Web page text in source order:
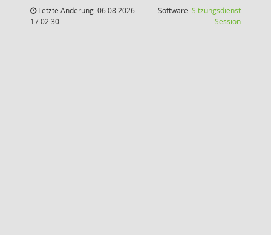
Letzte Änderung: 06.08.2026
17:02:30
Software:Sitzungsdienst
Session(Wird in